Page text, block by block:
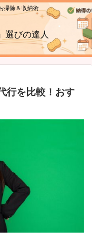
掃除＆収納術
選びの達人
行を比較！おす